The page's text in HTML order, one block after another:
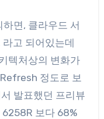
하면, 클라우드 서
고 되어있는데
텍처상의 변화가
정도로 보
발표했던 프리뷰
보다 68%